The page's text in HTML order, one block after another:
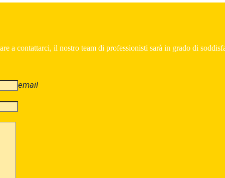
a contattarci, il nostro team di professionisti sarà in grado di
email